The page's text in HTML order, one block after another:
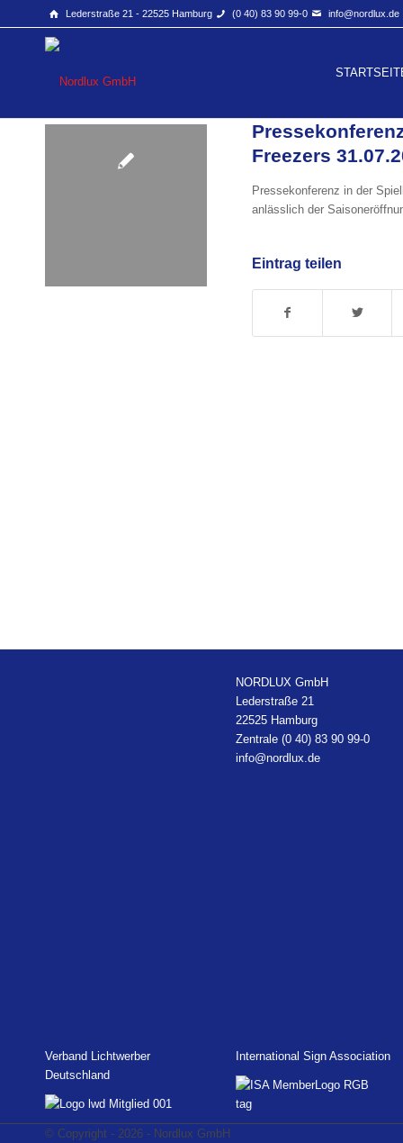
Lederstraße 21 - 22525 Hamburg (0 40) 83 90 99-0 info@nordlux.de
Freezers
Pressekonferenz in der
anlässlich der
Eintrag teilen
NORDLUX GmbH
Lederstraße 21
22525 Hamburg
Zentrale (0 40) 83 90 99-0
info@nordlux.de
Verband Lichtwerber
Deutschland
International Sign Association
© Copyright - 2026 - Nordlux GmbH